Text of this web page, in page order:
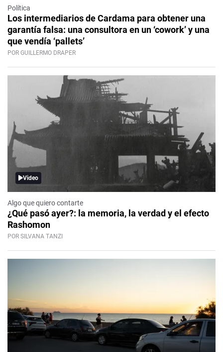
Política
Los intermediarios de Cardama para obtener una
garantía falsa: una consultora en un ‘cowork’ y una
que vendía ‘pallets’
POR GUILLERMO DRAPER
Video
Algo que quiero contarte
¿Qué pasó ayer?: la memoria, la verdad y el efecto
Rashomon
POR SILVANA TANZI